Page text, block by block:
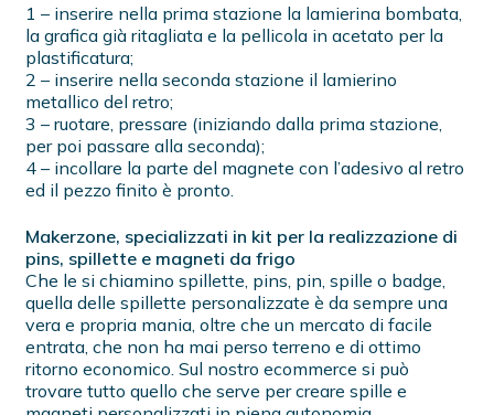
1 – inserire nella prima stazione la lamierina bombata,
la grafica già ritagliata e la pellicola in acetato per la
plastificatura;
2 – inserire nella seconda stazione il lamierino
metallico del retro;
3 – ruotare, pressare (iniziando dalla prima stazione,
per poi passare alla seconda);
4 – incollare la parte del magnete con l’adesivo al retro
ed il pezzo finito è pronto.
Makerzone, specializzati in kit per la realizzazione di
pins, spillette e magneti da frigo
Che le si chiamino spillette, pins, pin, spille o badge,
quella delle spillette personalizzate è da sempre una
vera e propria mania, oltre che un mercato di facile
entrata, che non ha mai perso terreno e di ottimo
ritorno economico. Sul nostro ecommerce si può
trovare tutto quello che serve per creare spille e